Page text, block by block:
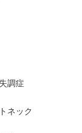
調症
ネック